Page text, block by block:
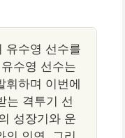
유수영 선수를
수영 선수는
휘하며 이번에
는 격투기 선
성장기와 운